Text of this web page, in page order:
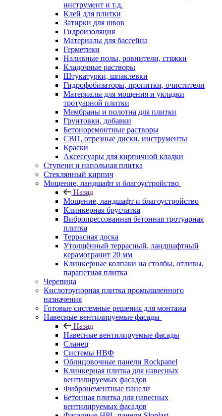
инструмент и т.д.
Клей для плитки
Затирки для швов
Гидроизоляция
Материалы для бассейна
Герметики
Наливные полы, ровнители, стяжки
Кладочные растворы
Штукатурки, шпаклевки
Гидрофобизаторы, пропитки, очистители
Материалы для мощения и укладки
тротуарной плитки
Мембраны и полотна для плитки
Грунтовки, добавки
Бетоноремонтные растворы
СВП, отрезные диски, инструменты
Краски
Аксессуары для кирпичной кладки
Ступени и напольная плитка
Cтеклянный кирпич
Мощение, ландшафт и благоустройство
Назад
Мощение, ландшафт и благоустройство
Клинкерная брусчатка
Вибропрессованная бетонная тротуарная
плитка
Террасная доска
Утолщённый террасный, ландшафтный
керамогранит 20 мм
Клинкерные колпаки на столбы, отливы,
парапетная плитка
Черепица
Кислотоупорная плитка промышленного
назначения
Готовые системные решения для монтажа
Навесные вентилируемые фасады
Назад
Навесные вентилируемые фасады
Сланец
Системы НВФ
Облицовочные панели Rockpanel
Клинкерная плитка для навесных
вентилируемых фасадов
Фиброцементные панели
Бетонная плитка для навесных
вентилируемых фасадов